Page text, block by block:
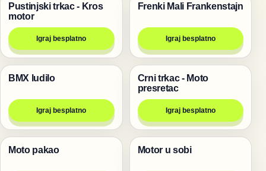
Trke
Pustinjski trkac - Kros
motor
Igraj besplatno
Trke
Frenki Mali Frankenstajn
Igraj besplatno
Trke
BMX ludilo
Igraj besplatno
Trke
Crni trkac - Moto
presretac
Igraj besplatno
Trke
Moto pakao Trke
Motor u sobi